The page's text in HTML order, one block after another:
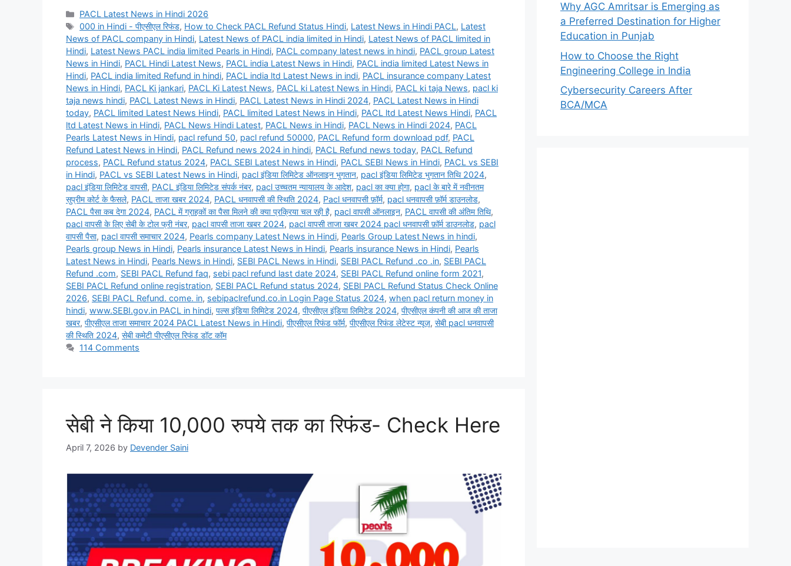
Categories
PACL Latest News in Hindi 2026
Tags
000 in Hindi - पीएसीएल रिफंड, How to Check PACL Refund Status Hindi, Latest News in Hindi PACL, Latest
News of PACL company in Hindi, Latest News of PACL india limited in Hindi, Latest News of PACL limited in
Hindi, Latest News PACL india limited Pearls in Hindi, PACL company latest news in hindi, PACL group Latest
News in Hindi, PACL Hindi Latest News, PACL india Latest News in Hindi, PACL india limited Latest News in
Hindi, PACL india limited Refund in hindi, PACL india ltd Latest News in indi, PACL insurance company Latest
News in Hindi, PACL Ki jankari, PACL Ki Latest News, PACL ki Latest News in Hindi, PACL ki taja News, pacl ki
taja news hindi, PACL Latest News in Hindi, PACL Latest News in Hindi 2024, PACL Latest News in Hindi
today, PACL limited Latest News Hindi, PACL limited Latest News in Hindi, PACL ltd Latest News Hindi, PACL
ltd Latest News in Hindi, PACL News Hindi Latest, PACL News in Hindi, PACL News in Hindi 2024, PACL
Pearls Latest News in Hindi, pacl refund 50, pacl refund 50000, PACL Refund form download pdf, PACL
Refund Latest News in Hindi, PACL Refund news 2024 in hindi, PACL Refund news today, PACL Refund
process, PACL Refund status 2024, PACL SEBI Latest News in Hindi, PACL SEBI News in Hindi, PACL vs SEBI
in Hindi, PACL vs SEBI Latest News in Hindi, pacl इंडिया लिमिटेड ऑनलाइन भुगतान, pacl इंडिया लिमिटेड भुगतान तिथि 2024,
pacl इंडिया लिमिटेड वापसी, PACL इंडिया लिमिटेड संपर्क नंबर, pacl उच्चतम न्यायालय के आदेश, pacl का क्या होगा, pacl के बारे में नवीनतम
सुप्रीम कोर्ट के फैसले, PACL ताजा खबर 2024, PACL धनवापसी की स्थिति 2024, Pacl धनवापसी फ़ॉर्म, pacl धनवापसी फ़ॉर्म डाउनलोड,
PACL पैसा कब देगा 2024, PACL में ग्राहकों का पैसा मिलने की क्या प्रक्रिया चल रही है, pacl वापसी ऑनलाइन, PACL वापसी की अंतिम तिथि,
pacl वापसी के लिए सेबी के टोल फ्री नंबर, pacl वापसी ताजा खबर 2024, pacl वापसी ताजा खबर 2024 pacl धनवापसी फ़ॉर्म डाउनलोड, pacl
वापसी पैसा, pacl वापसी समाचार 2024, Pearls company Latest News in Hindi, Pearls Group Latest News in hindi,
Pearls group News in Hindi, Pearls insurance Latest News in Hindi, Pearls insurance News in Hindi, Pearls
Latest News in Hindi, Pearls News in Hindi, SEBI PACL News in Hindi, SEBI PACL Refund .co .in, SEBI PACL
Refund .com, SEBI PACL Refund faq, sebi pacl refund last date 2024, SEBI PACL Refund online form 2021,
SEBI PACL Refund online registration, SEBI PACL Refund status 2024, SEBI PACL Refund Status Check Online
2026, SEBI PACL Refund. come. in, sebipaclrefund.co.in Login Page Status 2024, when pacl return money in
hindi, www.SEBI.gov.in PACL in hindi, पल्स इंडिया लिमिटेड 2024, पीएसीएल इंडिया लिमिटेड 2024, पीएसीएल कंपनी की आज की ताजा
खबर, पीएसीएल ताजा समाचार 2024 PACL Latest News in Hindi, पीएसीएल रिफंड फॉर्म, पीएसीएल रिफंड लेटेस्ट न्यूज़, सेबी pacl धनवापसी
की स्थिति 2024, सेबी कमेटी पीएसीएल रिफंड डॉट कॉम
114 Comments
सेबी ने किया 10,000 रुपये तक का रिफंड- Check Here
April 7, 2026 by Devender Saini
Why AGC Amritsar is Emerging as
a Preferred Destination for Higher
Education in Punjab
How to Choose the Right
Engineering College in India
Cybersecurity Careers After
BCA/MCA